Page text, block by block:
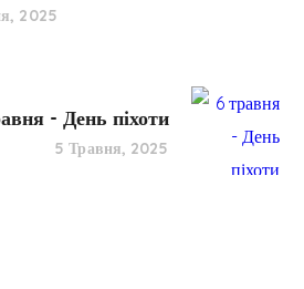
2025
- День піхоти
5 Травня, 2025